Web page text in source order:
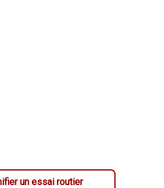
un essai routier